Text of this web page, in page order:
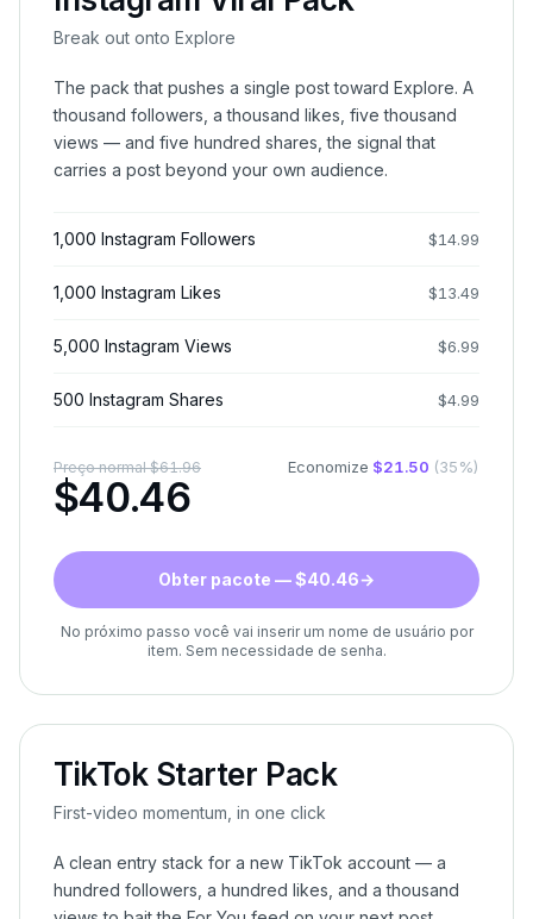
Break out onto Explore
The pack that pushes a single post toward Explore. A
thousand followers, a thousand likes, five thousand
views — and five hundred shares, the signal that
carries a post beyond your own audience.
1,000 Instagram Followers $14.99
1,000 Instagram Likes $13.49
5,000 Instagram Views $6.99
500 Instagram Shares $4.99
Preço normal$61.96
$40.46
Economize $21.50 (35%)
Obter pacote — $40.46→
No próximo passo você vai inserir um nome de usuário por
item. Sem necessidade de senha.
TikTok Starter Pack
First-video momentum, in one click
A clean entry stack for a new TikTok account — a
hundred followers, a hundred likes, and a thousand